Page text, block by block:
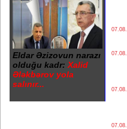
Eldar Əzizovun narazı
olduğu kadr: Xalid
Ələkbərov yola
salınır...